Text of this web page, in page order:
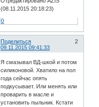
(08.11.2015 20:18:23)
0
Поделиться
2
09.11.2015 09:41:33
Я смазывал ВД-шкой и потом
силиконовой. Хватило на пол
года сейчас опять
подкусывает. Или менять или
проварить в масле и
установить пыльник. Кстати